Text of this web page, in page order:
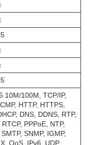
10M/100M, TCP/IP,
HTTP, HTTPS,
DNS, DDNS, RTP,
RTCP, PPPoE, NTP,
SMTP, SNMP, IGMP,
QoS, IPv6, UDP,